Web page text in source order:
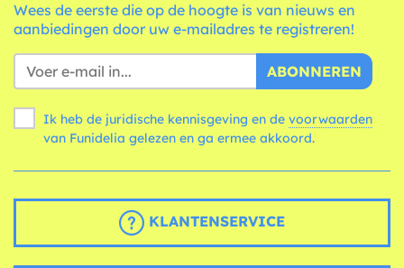
Wees de eerste die op de hoogte is van nieuws en
aanbiedingen door uw e-mailadres te registreren!
ABONNEREN
Ik heb de juridische kennisgeving en de voorwaarden
van Funidelia gelezen en ga ermee akkoord.
KLANTENSERVICE